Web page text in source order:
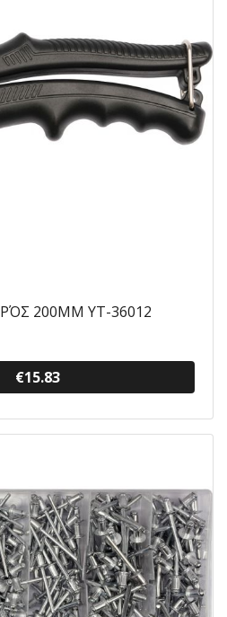
200MM YT-36012
€15.83